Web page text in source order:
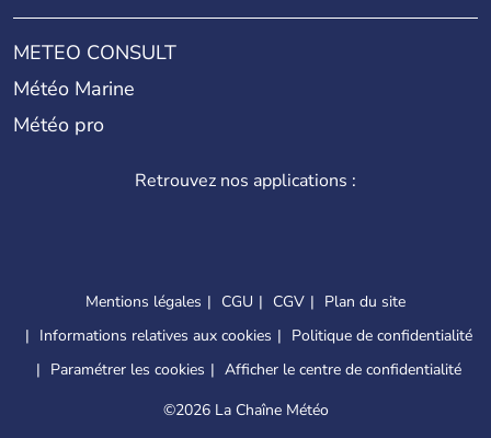
METEO CONSULT
Météo Marine
Météo pro
Retrouvez nos applications :
Mentions légales CGU CGV
Plan du site
Informations relatives aux cookies
Politique de confidentialité
Paramétrer les cookies
Afficher le centre de confidentialité
©2026 La Chaîne Météo